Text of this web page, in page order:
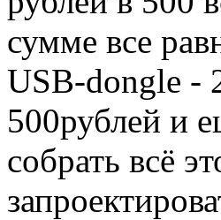
сумме все
USB-dongle -
500рублей и
собрать всё